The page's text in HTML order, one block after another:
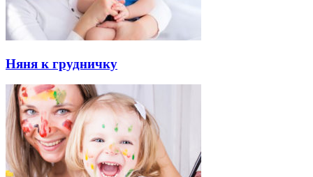
Няня к грудничку